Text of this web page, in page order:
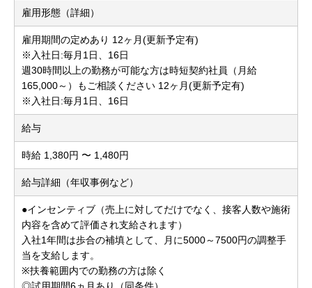
雇用形態（詳細）
雇用期間の定めあり 12ヶ月(更新予定有)
※入社日:毎月1日、16日
週30時間以上の勤務が可能な方は時短契約社員（月給
165,000～）もご相談ください 12ヶ月(更新予定有)
※入社日:毎月1日、16日
給与
時給 1,380円 〜 1,480円
給与詳細（年収事例など）
●インセンティブ（売上に対してだけでなく、接客人数や施術
内容を含めて評価され支給されます）
入社1年間は歩合の補填として、月に5000～7500円の調整手
当を支給します。
※扶養範囲内での勤務の方は除く